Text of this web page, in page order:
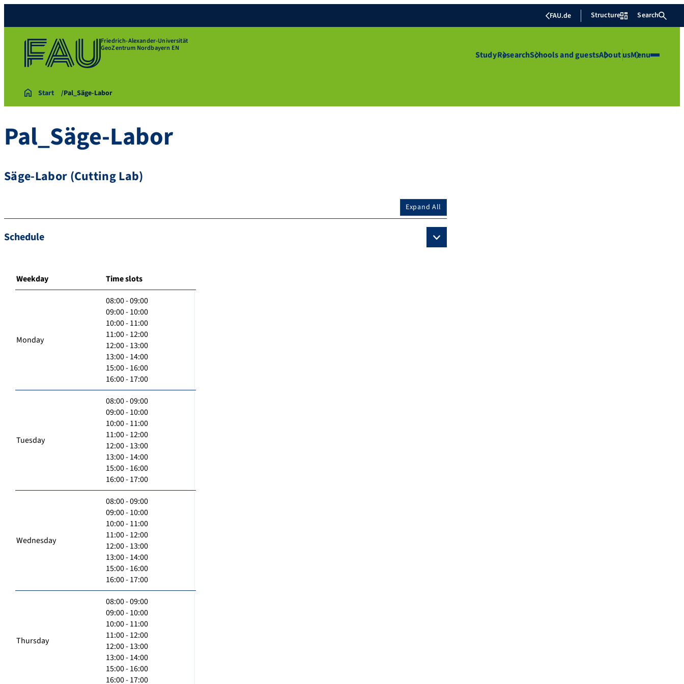
FAU.de Structure Search
Friedrich-Alexander-Universität
GeoZentrum Nordbayern EN
StudyResearchSchools and guestsAbout usMenu
Start Pal_Säge-Labor
Pal_Säge-Labor
Säge-Labor (Cutting Lab)
Expand All
Schedule
Weekday Time slots
Monday
08:00 - 09:00
09:00 - 10:00
10:00 - 11:00
11:00 - 12:00
12:00 - 13:00
13:00 - 14:00
15:00 - 16:00
16:00 - 17:00
Tuesday
08:00 - 09:00
09:00 - 10:00
10:00 - 11:00
11:00 - 12:00
12:00 - 13:00
13:00 - 14:00
15:00 - 16:00
16:00 - 17:00
Wednesday
08:00 - 09:00
09:00 - 10:00
10:00 - 11:00
11:00 - 12:00
12:00 - 13:00
13:00 - 14:00
15:00 - 16:00
16:00 - 17:00
Thursday
08:00 - 09:00
09:00 - 10:00
10:00 - 11:00
11:00 - 12:00
12:00 - 13:00
13:00 - 14:00
15:00 - 16:00
16:00 - 17:00